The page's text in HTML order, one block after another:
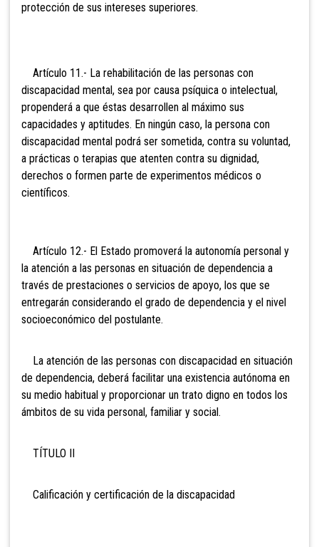
protección de sus intereses superiores.
Artículo 11.- La rehabilitación de las personas con
discapacidad mental, sea por causa psíquica o intelectual,
propenderá a que éstas desarrollen al máximo sus
capacidades y aptitudes. En ningún caso, la persona con
discapacidad mental podrá ser sometida, contra su voluntad,
a prácticas o terapias que atenten contra su dignidad,
derechos o formen parte de experimentos médicos o
científicos.
Artículo 12.- El Estado promoverá la autonomía personal y
la atención a las personas en situación de dependencia a
través de prestaciones o servicios de apoyo, los que se
entregarán considerando el grado de dependencia y el nivel
socioeconómico del postulante.
La atención de las personas con discapacidad en situación
de dependencia, deberá facilitar una existencia autónoma en
su medio habitual y proporcionar un trato digno en todos los
ámbitos de su vida personal, familiar y social.
TÍTULO II
Calificación y certificación de la discapacidad